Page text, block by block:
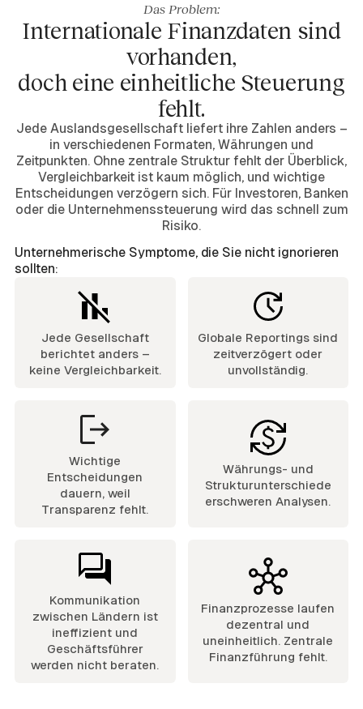
Das Problem:
Internationale Finanzdaten sind
vorhanden,
doch eine einheitliche Steuerung
fehlt.
Jede Auslandsgesellschaft liefert ihre Zahlen anders –
in verschiedenen Formaten, Währungen und
Zeitpunkten. Ohne zentrale Struktur fehlt der Überblick,
Vergleichbarkeit ist kaum möglich, und wichtige
Entscheidungen verzögern sich. Für Investoren, Banken
oder die Unternehmenssteuerung wird das schnell zum
Risiko.
Unternehmerische Symptome, die Sie nicht ignorieren
sollten:
Jede Gesellschaft
berichtet anders –
keine Vergleichbarkeit.
Globale Reportings sind
zeitverzögert oder
unvollständig.
Wichtige
Entscheidungen
dauern, weil
Transparenz fehlt.
Währungs- und
Strukturunterschiede
erschweren Analysen.
Kommunikation
zwischen Ländern ist
ineffizient und
Geschäftsführer
werden nicht beraten.
Finanzprozesse laufen
dezentral und
uneinheitlich. Zentrale
Finanzführung fehlt.